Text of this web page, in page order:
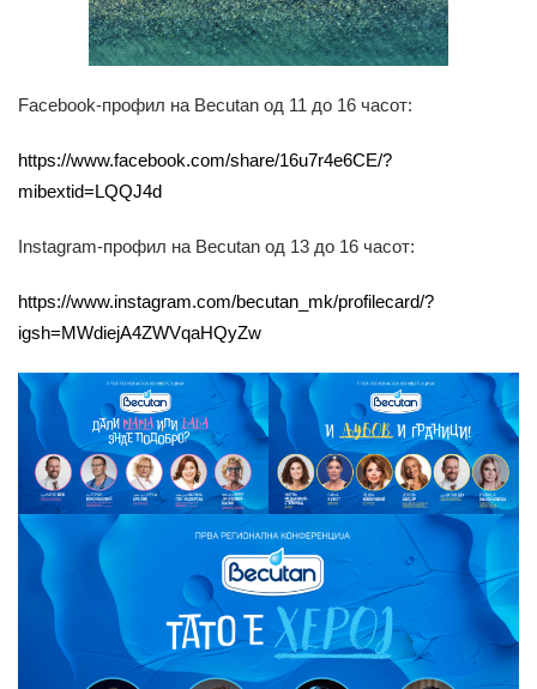
Facebook-профил на Becutan од 11 до 16 часот:
https://www.facebook.com/share/16u7r4e6CE/?
mibextid=LQQJ4d
Instagram-профил на Becutan од 13 до 16 часот:
https://www.instagram.com/becutan_mk/profilecard/?
igsh=MWdiejA4ZWVqaHQyZw